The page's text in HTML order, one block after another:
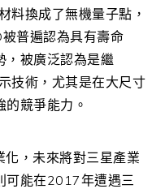
料換成了無機量子點，
普遍認為具有壽命
，被廣泛認為是繼
技術，尤其是在大尺寸
競爭能力。
化，未來將對三星產業
可能在2017年遭遇三